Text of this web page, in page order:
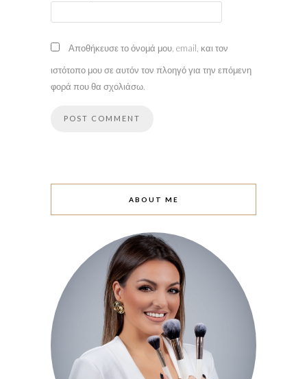
Αποθήκευσε το όνομά μου, email, και τον
ιστότοπο μου σε αυτόν τον πλοηγό για την επόμενη
φορά που θα σχολιάσω.
ABOUT ME